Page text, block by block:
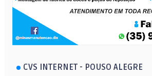
CVS INTERNET - POUSO ALEGRE